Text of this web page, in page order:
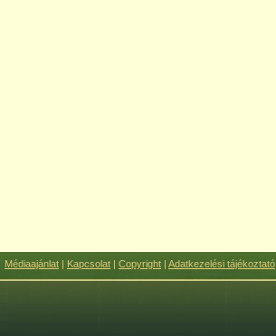
Médiaajánlat | Kapcsolat | Copyright | Adatkezelési tájékoztató